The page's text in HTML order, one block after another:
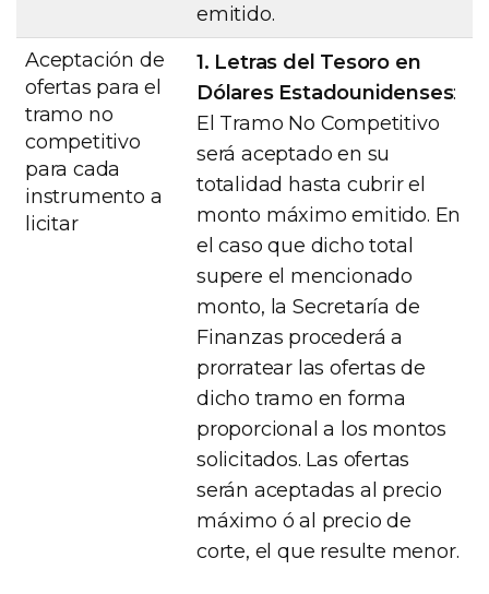
emitido.
Aceptación de
ofertas para el
tramo no
competitivo
para cada
instrumento a
licitar
1. Letras del Tesoro en
Dólares Estadounidenses:
El Tramo No Competitivo
será aceptado en su
totalidad hasta cubrir el
monto máximo emitido. En
el caso que dicho total
supere el mencionado
monto, la Secretaría de
Finanzas procederá a
prorratear las ofertas de
dicho tramo en forma
proporcional a los montos
solicitados. Las ofertas
serán aceptadas al precio
máximo ó al precio de
corte, el que resulte menor.